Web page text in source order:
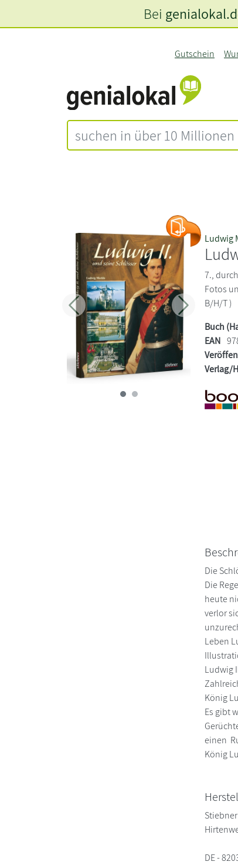
Gutschein
Bei
Zurück Weiter
Ludwig
7.,
Fotos
B/H/T )
Buch
EAN
Verlag/
Die
Die
heute
verlor
Leben
Ludwig
König
Es gibt
einen
König
DE -